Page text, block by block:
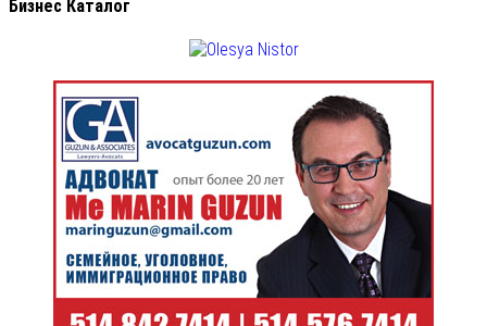
Бизнес Каталог